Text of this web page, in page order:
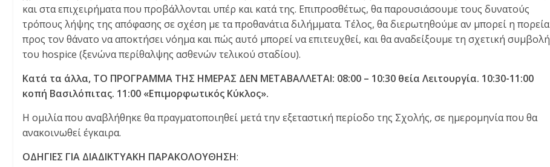
και στα επιχειρήματα που προβάλλονται υπέρ και κατά της. Επιπροσθέτως, θα παρουσιάσουμε τους δυνατούς
τρόπους λήψης της απόφασης σε σχέση με τα προθανάτια διλήμματα. Τέλος, θα διερωτηθούμε αν μπορεί η πορεία
προς τον θάνατο να αποκτήσει νόημα και πώς αυτό μπορεί να επιτευχθεί, και θα αναδείξουμε τη σχετική συμβολή
του hospice (ξενώνα περίθαλψης ασθενών τελικού σταδίου).
Κατά τα άλλα, ΤΟ ΠΡΟΓΡΑΜΜΑ ΤΗΣ ΗΜΕΡΑΣ ΔΕΝ ΜΕΤΑΒΑΛΛΕΤΑΙ: 08:00 – 10:30 θεία Λειτουργία. 10:30-11:00
κοπή Βασιλόπιτας. 11:00 «Επιμορφωτικός Κύκλος».
Η ομιλία που αναβλήθηκε θα πραγματοποιηθεί μετά την εξεταστική περίοδο της Σχολής, σε ημερομηνία που θα
ανακοινωθεί έγκαιρα.
ΟΔΗΓΙΕΣ ΓΙΑ ΔΙΑΔΙΚΤΥΑΚΗ ΠΑΡΑΚΟΛΟΥΘΗΣΗ: